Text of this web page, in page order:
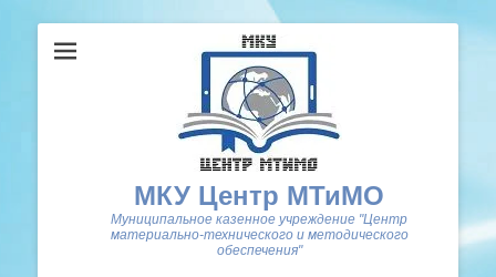
МКУ Центр МТиМО
Муниципальное казенное учреждение "Центр
материально-технического и методического
обеспечения"